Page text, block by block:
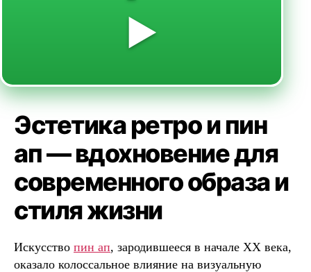
▶️
Эстетика ретро и пин
ап — вдохновение для
современного образа и
стиля жизни
Искусство пин ап, зародившееся в начале XX века,
оказало колоссальное влияние на визуальную